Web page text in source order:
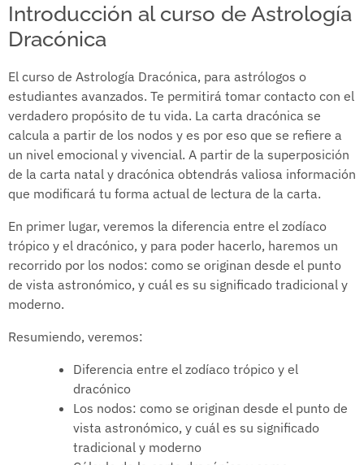
Introducción al curso de Astrología
Dracónica
El curso de Astrología Dracónica, para astrólogos o
estudiantes avanzados. Te permitirá tomar contacto con el
verdadero propósito de tu vida. La carta dracónica se
calcula a partir de los nodos y es por eso que se refiere a
un nivel emocional y vivencial. A partir de la superposición
de la carta natal y dracónica obtendrás valiosa información
que modificará tu forma actual de lectura de la carta.
En primer lugar, veremos la diferencia entre el zodíaco
trópico y el dracónico, y para poder hacerlo, haremos un
recorrido por los nodos: como se originan desde el punto
de vista astronómico, y cuál es su significado tradicional y
moderno.
Resumiendo, veremos:
Diferencia entre el zodíaco trópico y el
dracónico
Los nodos: como se originan desde el punto de
vista astronómico, y cuál es su significado
tradicional y moderno